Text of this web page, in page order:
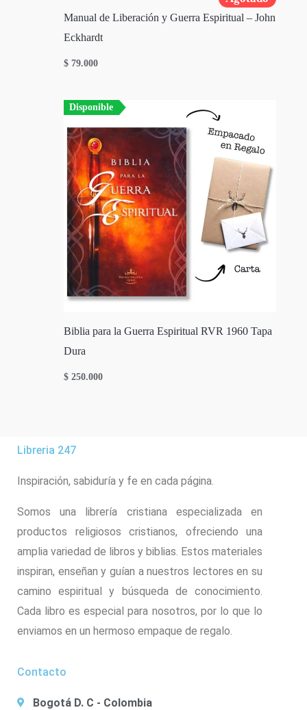
Manual de Liberación y Guerra Espiritual – John
Eckhardt
$ 79.000
Disponible
Biblia para la Guerra Espiritual RVR 1960 Tapa
Dura
$ 250.000
Libreria 247
Inspiración, sabiduría y fe en cada página.
Somos una librería cristiana especializada en
productos religiosos cristianos, ofreciendo una
amplia variedad de libros y biblias. Estos materiales
inspiran, enseñan y guían a nuestros lectores en su
camino espiritual y búsqueda de conocimiento.
Cada libro es especial para nosotros, por lo que lo
enviamos en un hermoso empaque de regalo.
Contacto
Bogotá D. C - Colombia